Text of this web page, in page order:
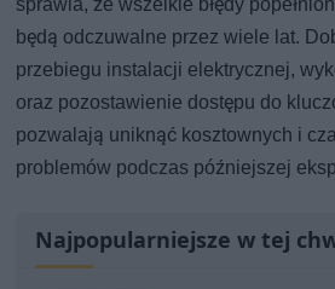
sprawia, że wszelkie błędy
będą odczuwalne przez wiele lat.
przebiegu instalacji elektrycznej,
oraz pozostawienie dostępu do
pozwalają uniknąć kosztownych i
problemów podczas późniejszej
Najpopularniejsze w tej